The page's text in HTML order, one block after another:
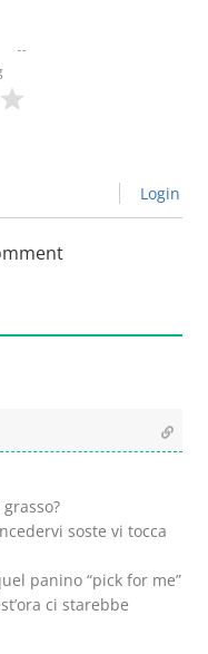
Login
grasso?
soste vi tocca
panino “pick for me”
ci starebbe